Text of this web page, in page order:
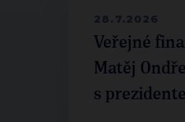
28.7.2026
Veřejné
Matěj
s